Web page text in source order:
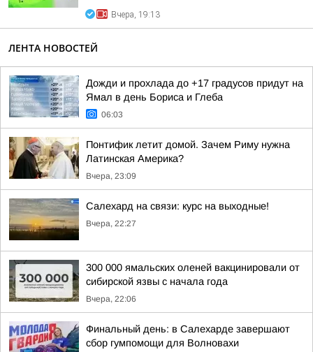
Вчера, 19:13
ЛЕНТА НОВОСТЕЙ
Дожди и прохлада до +17 градусов придут на
Ямал в день Бориса и Глеба
06:03
Понтифик летит домой. Зачем Риму нужна
Латинская Америка?
Вчера, 23:09
Салехард на связи: курс на выходные!
Вчера, 22:27
300 000 ямальских оленей вакцинировали от
сибирской язвы с начала года
Вчера, 22:06
Финальный день: в Салехарде завершают
сбор гумпомощи для Волновахи